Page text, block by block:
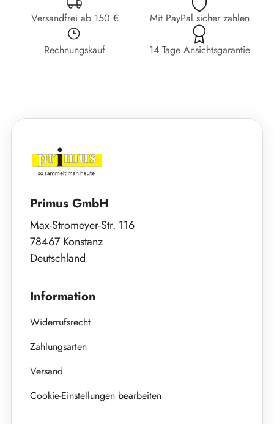
Versandfrei ab 150 € Mit PayPal sicher zahlen
Rechnungskauf 14 Tage Ansichtsgarantie
Primus GmbH
Max-Stromeyer-Str. 116
78467 Konstanz
Deutschland
Information
Widerrufsrecht
Zahlungsarten
Versand
Cookie-Einstellungen bearbeiten